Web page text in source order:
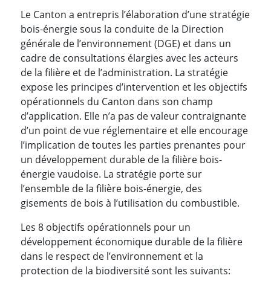
Le Canton a entrepris l’élaboration d’une stratégie
bois-énergie sous la conduite de la Direction
générale de l’environnement (DGE) et dans un
cadre de consultations élargies avec les acteurs
de la filière et de l’administration. La stratégie
expose les principes d’intervention et les objectifs
opérationnels du Canton dans son champ
d’application. Elle n’a pas de valeur contraignante
d’un point de vue réglementaire et elle encourage
l’implication de toutes les parties prenantes pour
un développement durable de la filière bois-
énergie vaudoise. La stratégie porte sur
l’ensemble de la filière bois-énergie, des
gisements de bois à l’utilisation du combustible.
Les 8 objectifs opérationnels pour un
développement économique durable de la filière
dans le respect de l’environnement et la
protection de la biodiversité sont les suivants: